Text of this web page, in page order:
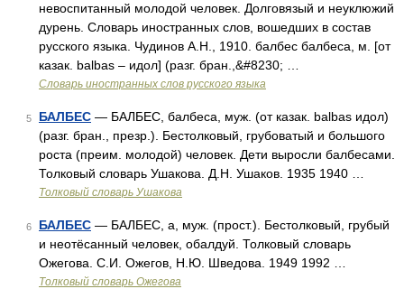
невоспитанный молодой человек. Долговязый и неуклюжий
дурень. Словарь иностранных слов, вошедших в состав
русского языка. Чудинов А.Н., 1910. балбес балбеса, м. [от
казак. balbas – идол] (разг. бран.,&#8230; …
Словарь иностранных слов русского языка
5 БАЛБЕС — БАЛБЕС, балбеса, муж. (от казак. balbas идол)
(разг. бран., презр.). Бестолковый, грубоватый и большого
роста (преим. молодой) человек. Дети выросли балбесами.
Толковый словарь Ушакова. Д.Н. Ушаков. 1935 1940 …
Толковый словарь Ушакова
6 БАЛБЕС — БАЛБЕС, а, муж. (прост.). Бестолковый, грубый
и неотёсанный человек, обалдуй. Толковый словарь
Ожегова. С.И. Ожегов, Н.Ю. Шведова. 1949 1992 …
Толковый словарь Ожегова